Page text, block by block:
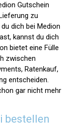
Gutschein
zu
dich bei Medion
kannst du dich
bietet eine Fülle
zwischen
Ratenkauf,
entscheiden.
gar nicht mehr
bestellen